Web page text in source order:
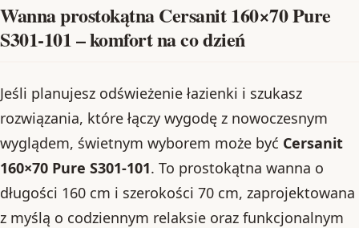
Wanna prostokątna Cersanit 160×70 Pure
S301-101 – komfort na co dzień
Jeśli planujesz odświeżenie łazienki i szukasz
rozwiązania, które łączy wygodę z nowoczesnym
wyglądem, świetnym wyborem może być Cersanit
160×70 Pure S301-101. To prostokątna wanna o
długości 160 cm i szerokości 70 cm, zaprojektowana
z myślą o codziennym relaksie oraz funkcjonalnym